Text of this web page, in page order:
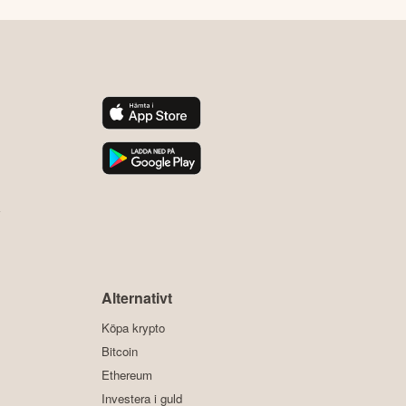
Alternativt
Köpa krypto
Bitcoin
Ethereum
Investera i guld